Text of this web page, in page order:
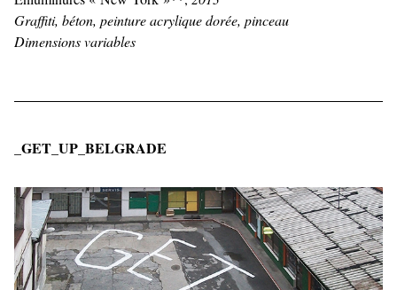
Graffiti, béton, peinture acrylique dorée, pinceau
Dimensions variables
_GET_UP_BELGRADE